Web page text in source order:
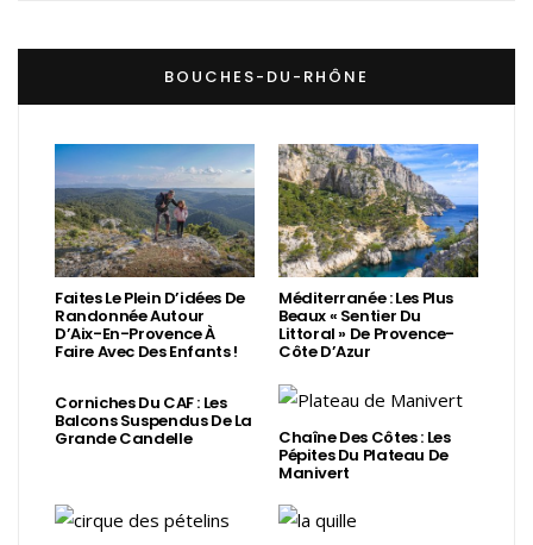
BOUCHES-DU-RHÔNE
Faites Le Plein D’idées De
Randonnée Autour
D’Aix-En-Provence À
Faire Avec Des Enfants !
Méditerranée : Les Plus
Beaux « Sentier Du
Littoral » De Provence-
Côte D’Azur
Corniches Du CAF : Les
Balcons Suspendus De La
Grande Candelle Chaîne Des Côtes : Les
Pépites Du Plateau De
Manivert